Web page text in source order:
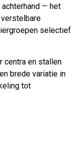
— het
selectief
centra en stallen
brede variatie in
tot